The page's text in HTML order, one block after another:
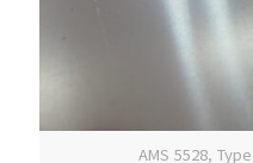
AMS 5528,